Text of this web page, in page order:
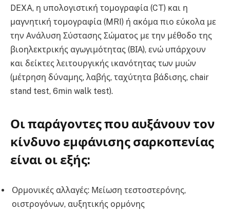
DEXA, η υπολογιστική τομογραφία (CT) και η
μαγνητική τομογραφία (MRI) ή ακόμα πιο εύκολα με
την Ανάλυση Σύστασης Σώματος με την μέθοδο της
βιοηλεκτρικής αγωγιμότητας (ΒΙΑ), ενώ υπάρχουν
και δείκτες λειτουργικής ικανότητας των μυών
(μέτρηση δύναμης, λαβής, ταχύτητα βάδισης, chair
stand test, 6min walk test).
Οι παράγοντες που αυξάνουν τον
κίνδυνο εμφάνισης σαρκοπενίας
είναι οι εξής:
Ορμονικές αλλαγές: Μείωση τεστοστερόνης,
οιστρογόνων, αυξητικής ορμόνης